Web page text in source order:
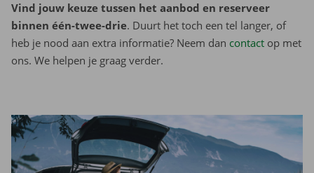
Vind jouw keuze tussen het aanbod en reserveer
binnen één-twee-drie. Duurt het toch een tel langer, of
heb je nood aan extra informatie? Neem dan contact op met
ons. We helpen je graag verder.